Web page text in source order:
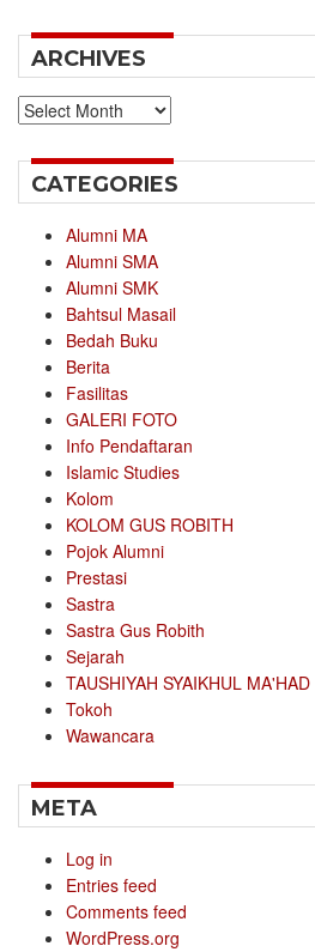
ARCHIVES
Archives
CATEGORIES
Alumni MA
Alumni SMA
Alumni SMK
Bahtsul Masail
Bedah Buku
Berita
Fasilitas
GALERI FOTO
Info Pendaftaran
Islamic Studies
Kolom
KOLOM GUS ROBITH
Pojok Alumni
Prestasi
Sastra
Sastra Gus Robith
Sejarah
TAUSHIYAH SYAIKHUL MA'HAD
Tokoh
Wawancara
META
Log in
Entries feed
Comments feed
WordPress.org